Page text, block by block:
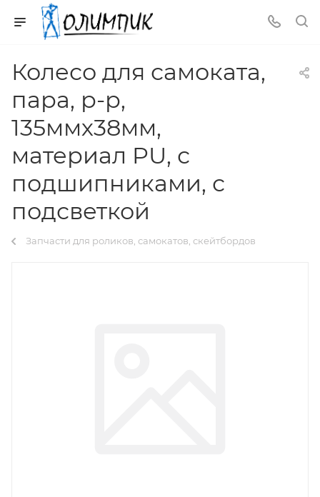
Колесо для самоката,
пара, р-р,
135ммх38мм,
материал PU, с
подшипниками, с
подсветкой
Запчасти для роликов, самокатов, скейтбордов